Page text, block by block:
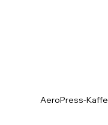
AeroPress-